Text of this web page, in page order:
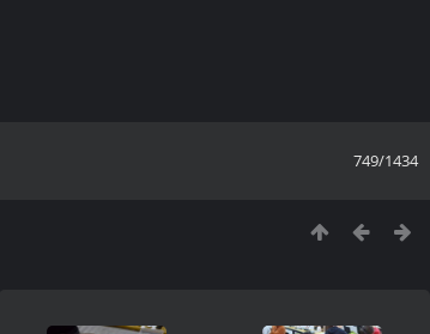
749/1434